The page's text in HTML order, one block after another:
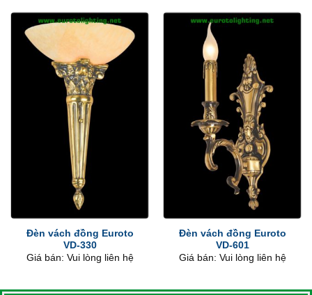
Đèn vách đồng Euroto
VD-330
Giá bán: Vui lòng liên hệ
Đèn vách đồng Euroto
VD-601
Giá bán: Vui lòng liên hệ